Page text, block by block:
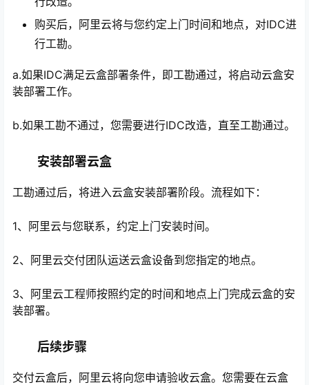
购买后，阿里云将与您约定上门时间和地点，对IDC进
行工勘。
a.如果IDC满足云盒部署条件，即工勘通过，将启动云盒安
装部署工作。
b.如果工勘不通过，您需要进行IDC改造，直至工勘通过。
安装部署云盒
工勘通过后，将进入云盒安装部署阶段。流程如下：
1、阿里云与您联系，约定上门安装时间。
2、阿里云交付团队运送云盒设备到您指定的地点。
3、阿里云工程师按照约定的时间和地点上门完成云盒的安
装部署。
后续步骤
交付云盒后，阿里云将向您申请验收云盒。您需要在云盒